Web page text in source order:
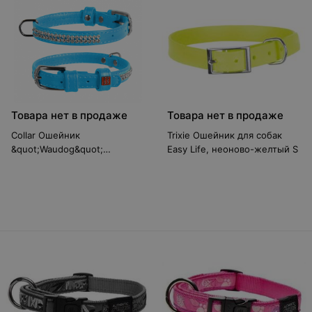
Товара нет в продаже
Collar Ошейник
&quot;Waudog&quot;
Товара нет в продаже
Trixie Ошейник для собак
Easy Life, неоново-желтый S